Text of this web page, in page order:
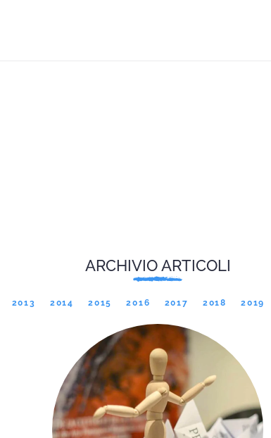
ARCHIVIO ARTICOLI
2013 2014 2015 2016 2017 2018 2019